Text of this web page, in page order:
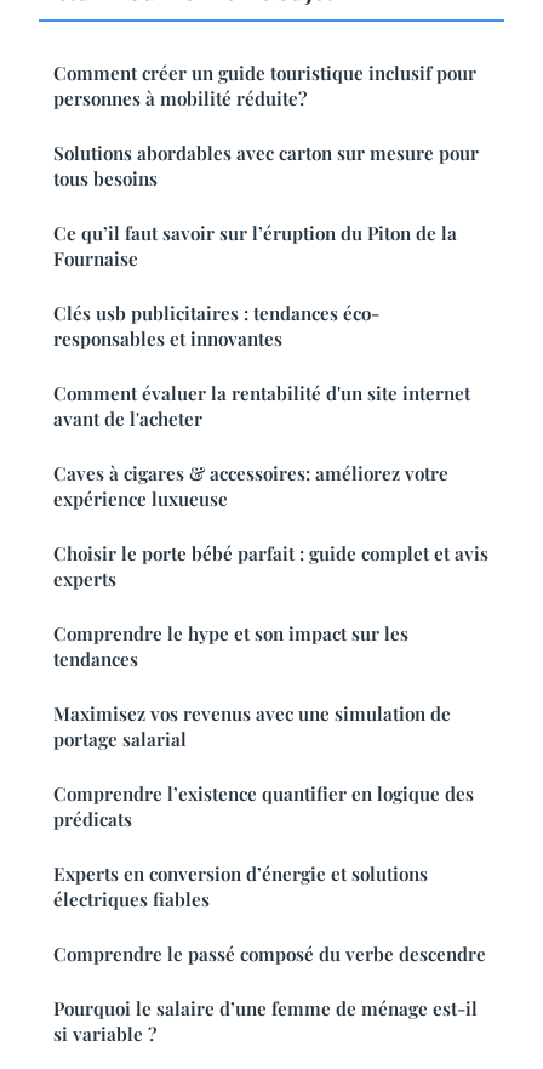
Comment créer un guide touristique inclusif pour
personnes à mobilité réduite?
Solutions abordables avec carton sur mesure pour
tous besoins
Ce qu’il faut savoir sur l’éruption du Piton de la
Fournaise
Clés usb publicitaires : tendances éco-
responsables et innovantes
Comment évaluer la rentabilité d'un site internet
avant de l'acheter
Caves à cigares & accessoires: améliorez votre
expérience luxueuse
Choisir le porte bébé parfait : guide complet et avis
experts
Comprendre le hype et son impact sur les
tendances
Maximisez vos revenus avec une simulation de
portage salarial
Comprendre l’existence quantifier en logique des
prédicats
Experts en conversion d’énergie et solutions
électriques fiables
Comprendre le passé composé du verbe descendre
Pourquoi le salaire d’une femme de ménage est-il
si variable ?